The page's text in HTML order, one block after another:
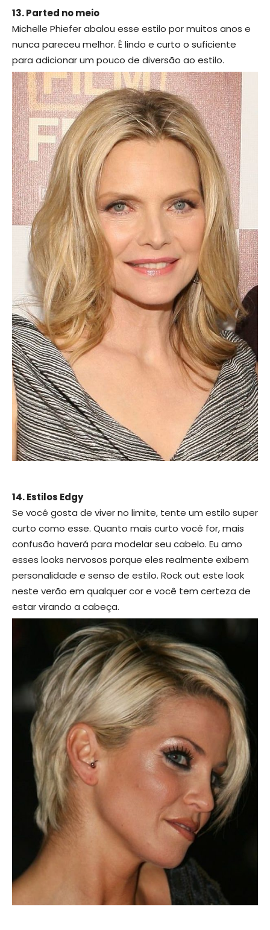
13. Parted no meio
Michelle Phiefer abalou esse estilo por muitos anos e
nunca pareceu melhor. É lindo e curto o suficiente
para adicionar um pouco de diversão ao estilo.
14. Estilos Edgy
Se você gosta de viver no limite, tente um estilo super
curto como esse. Quanto mais curto você for, mais
confusão haverá para modelar seu cabelo. Eu amo
esses looks nervosos porque eles realmente exibem
personalidade e senso de estilo. Rock out este look
neste verão em qualquer cor e você tem certeza de
estar virando a cabeça.